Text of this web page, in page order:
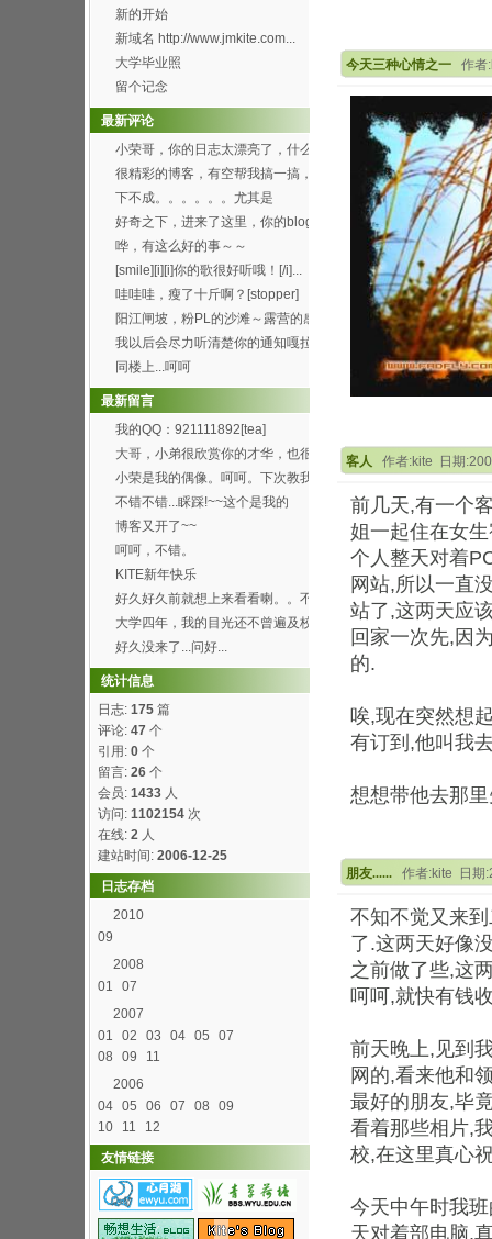
今天三种心情之一 作者
客人 作者:kite 日期
前几天,有一个
姐一起住在女
个人整天对着
网站,所以一直
站了,这两天应
回家一次先,因
的.
唉,现在突然想
有订到,他叫我
想想带他去那
朋友...... 作者:kite 日期
不知不觉又来
了.这两天好像
之前做了些,这
呵呵,就快有钱
前天晚上,见到
网的,看来他和
最好的朋友,毕
看着那些相片,
校,在这里真心
今天中午时我
天对着部电脑,
新的开始
新域名 http://www.jmkite.com...
大学毕业照
留个记念
最新评论
小荣哥，你的日志太漂亮了，什么
时候有空帮我也搞一个...
很精彩的博客，有空帮我搞一搞，
可以吗？[smile...
下不成。。。。。。尤其是
Through the f...
好奇之下，进来了这里，你的blog
办得好好哦。 ...
哗，有这么好的事～～
[smile][i][i]你的歌很好听哦！[/i]...
哇哇哇，瘦了十斤啊？[stopper]
阳江闸坡，粉PL的沙滩～露营的感
觉真的8错哦～呵呵...
我以后会尽力听清楚你的通知嘎拉
[wink]
同楼上...呵呵
最新留言
我的QQ：921111892[tea]
大哥，小弟很欣赏你的才华，也很
喜欢你博客的这首背景...
小荣是我的偶像。呵呵。下次教我
弄这样的空间。呵呵
不错不错...睬踩!~~这个是我的
http://h...
博客又开了~~
呵呵，不错。
KITE新年快乐
好久好久前就想上来看看喇。。不
过总是打开了首页进不...
大学四年，我的目光还不曾遍及校
园的每个角落，就快要...
好久没来了...问好...
统计信息
日志: 175 篇
评论: 47 个
引用: 0 个
留言: 26 个
会员: 1433 人
访问: 1102154 次
在线: 2 人
建站时间: 2006-12-25
日志存档
2010
09
2008
01
07
2007
01
02 03 04 05
07
08
09
11
2006
04 05 06 07 08
09
10
11
12
友情链接